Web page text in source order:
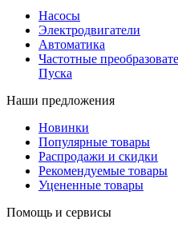
Насосы
Электродвигатели
Автоматика
Частотные
Пуска
Наши предложения
Новинки
Популярные товары
Распродажи и скидки
Рекомендуемые товары
Уцененные товары
Помощь и сервисы